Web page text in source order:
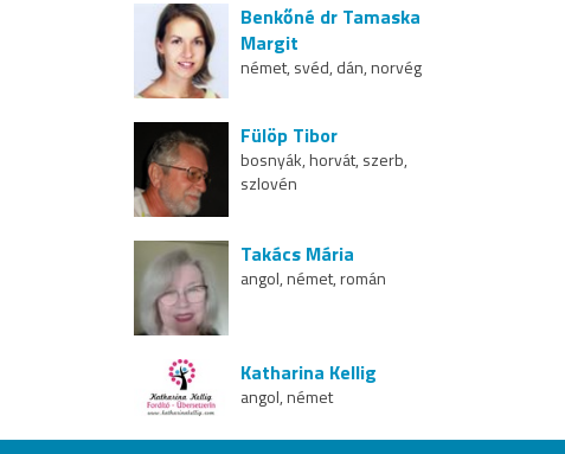
Benkőné dr Tamaska
Margit
német, svéd, dán, norvég
Fülöp Tibor
bosnyák, horvát, szerb,
szlovén
Takács Mária
angol, német, román
Katharina Kellig
angol, német